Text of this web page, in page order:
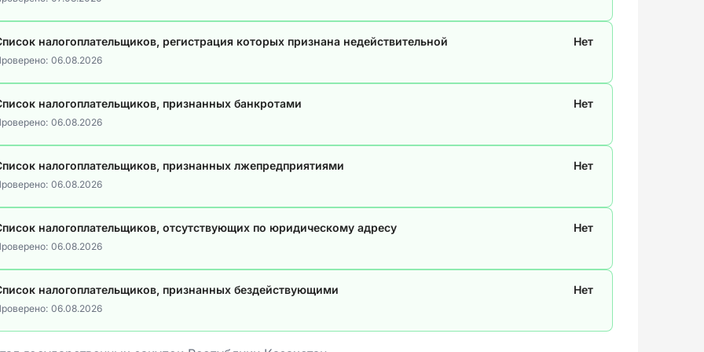
налогоплательщиков, регистрация которых признана недействительной Нет
06.08.2026
налогоплательщиков, признанных банкротами Нет
06.08.2026
налогоплательщиков, признанных лжепредприятиями Нет
06.08.2026
налогоплательщиков, отсутствующих по юридическому адресу Нет
06.08.2026
налогоплательщиков, признанных бездействующими Нет
06.08.2026